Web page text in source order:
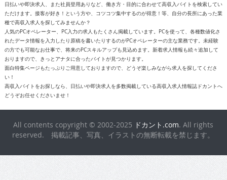
日払いや即決求人、また社員登用ありなど、働き方・目的に合わせて高収入バイトを検索してい
ただけます。接客が好き！という方や、コツコツ集中するのが得意！等、自分の長所にあった業
種で高収入求人を探してみませんか？
人気のPCオペレーター、PC入力の求人もたくさん掲載しています。PCを使って、各種数値化さ
れたデータ情報を入力したり原稿を書いたりするのがPCオペレーターの主な業務です。未経験
の方でも可能なお仕事で、将来のPCスキルアップも見込めます。新着求人情報も続々追加して
おりますので、きっとアナタに合ったバイトが見つかります。
面白特集ページもたっぷりご用意しておりますので、どうぞ楽しみながら求人を探してくださ
い！
高収入バイトをお探しなら、日払いや即決求人を多数掲載している高収入求人情報誌ドカントへ
どうぞお任せくださいませ！
All contents copyright © 2002-2025 ドカント.com. All rights
reserved. 掲載記事、写真、イラストの無断転載を禁じます。